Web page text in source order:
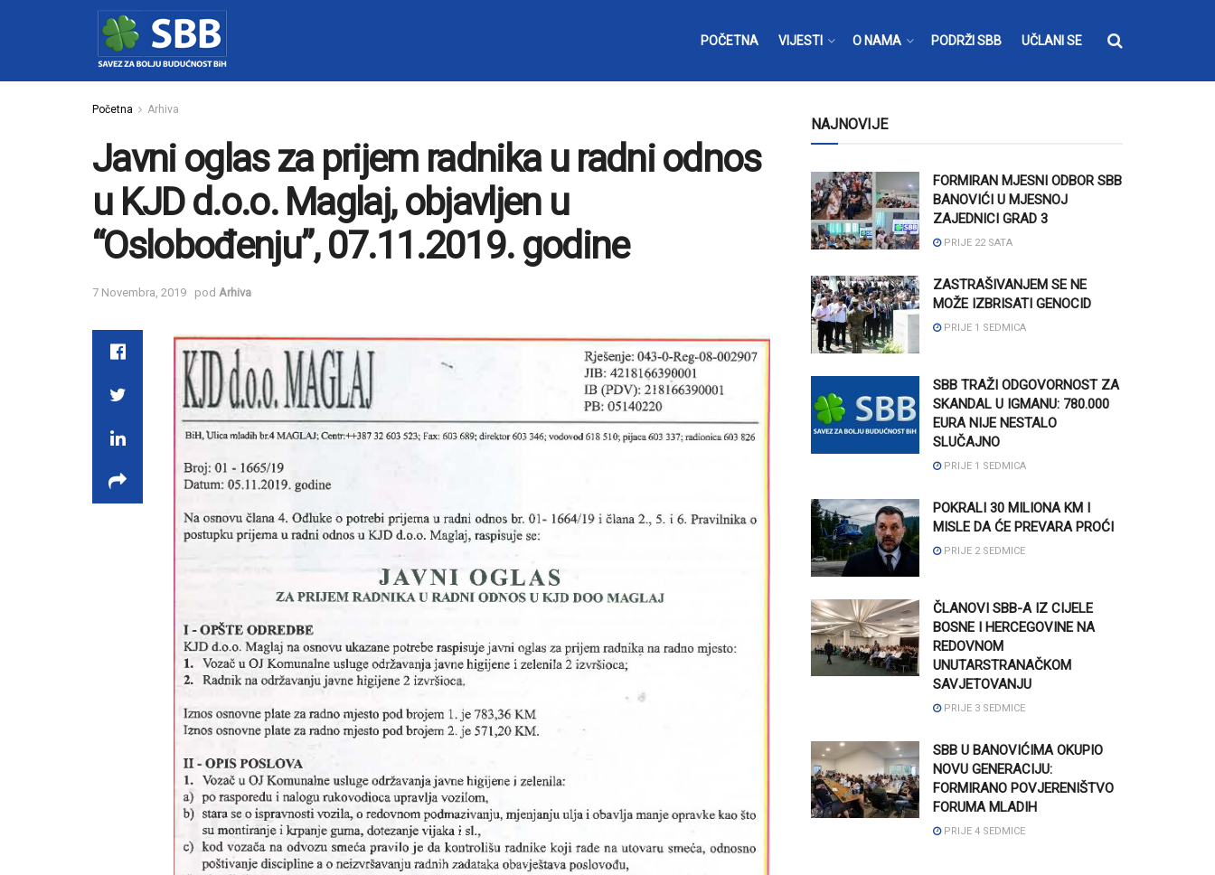
POČETNA VIJESTI O NAMA PODRŽI SBB UČLANI SE
Početna Arhiva
Javni oglas za prijem radnika u radni odnos
u KJD d.o.o. Maglaj, objavljen u
“Oslobođenju”, 07.11.2019. godine
7 Novembra, 2019 pod Arhiva
NAJNOVIJE
FORMIRAN MJESNI ODBOR SBB
BANOVIĆI U MJESNOJ
ZAJEDNICI GRAD 3
PRIJE 22 SATA
ZASTRAŠIVANJEM SE NE
MOŽE IZBRISATI GENOCID
PRIJE 1 SEDMICA
SBB TRAŽI ODGOVORNOST ZA
SKANDAL U IGMANU: 780.000
EURA NIJE NESTALO
SLUČAJNO
PRIJE 1 SEDMICA
POKRALI 30 MILIONA KM I
MISLE DA ĆE PREVARA PROĆI
PRIJE 2 SEDMICE
ČLANOVI SBB-A IZ CIJELE
BOSNE I HERCEGOVINE NA
REDOVNOM
UNUTARSTRANAČKOM
SAVJETOVANJU
PRIJE 3 SEDMICE
SBB U BANOVIĆIMA OKUPIO
NOVU GENERACIJU:
FORMIRANO POVJERENIŠTVO
FORUMA MLADIH
PRIJE 4 SEDMICE